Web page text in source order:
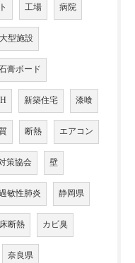
工場 病院
大型施設
膏ボード
新築住宅 漆喰
断熱 エアコン
策協会 壁
敏性肺炎 静岡県
床断熱 カビ臭
奈良県